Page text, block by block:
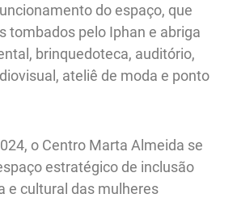
do espaço, que
tombados pelo Iphan e abriga
brinquedoteca, auditório,
ateliê de moda e ponto
o Centro Marta Almeida se
estratégico de inclusão
e cultural das mulheres